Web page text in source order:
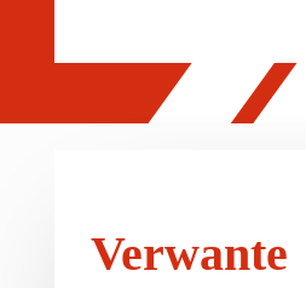
Verwante